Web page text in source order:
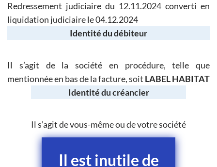
Identité du créancier
Il s’agit de vous-même ou de votre société
Identité du débiteur
Il s’agit de la société en procédure, telle que
mentionnée en bas de la facture, soit LABEL HABITAT
Redressement judiciaire du 12.11.2024 converti en
liquidation judiciaire le 04.12.2024
Il est inutile de